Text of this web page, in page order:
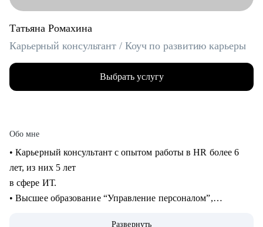
Татьяна Ромахина
Карьерный консультант / Коуч по развитию карьеры
Выбрать услугу
Обо мне
• Карьерный консультант с опытом работы в HR более 6
лет, из них 5 лет
в сфере ИТ.
• Высшее образование “Управление персоналом”,
Развернуть